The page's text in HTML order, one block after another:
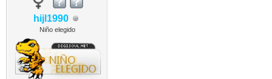
hijl1990
Niño elegido